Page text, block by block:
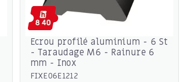
Ecrou profilé aluminium - 6 St
- Taraudage M6 - Rainure 6
mm - Inox
FIXE06E1212